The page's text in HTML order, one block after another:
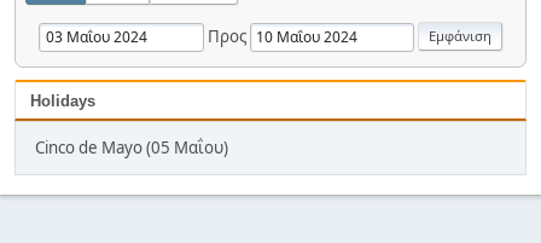
Προς
Holidays
Cinco de Mayo (05 Μαΐου)